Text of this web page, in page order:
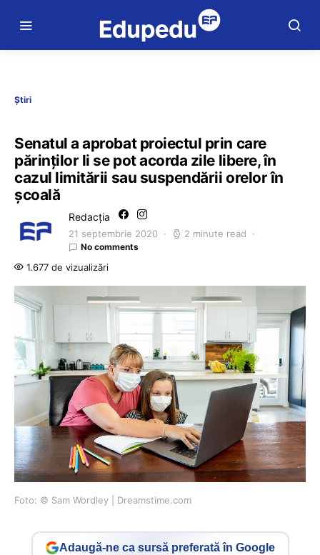
Știri
Senatul a aprobat proiectul prin care
părinților li se pot acorda zile libere, în
cazul limitării sau suspendării orelor în
școală
Redacția
21 septembrie 2020 2 minute read
No comments
1.677 de vizualizări
Foto: © Sam Wordley | Dreamstime.com
Adaugă-ne ca sursă preferată în Google